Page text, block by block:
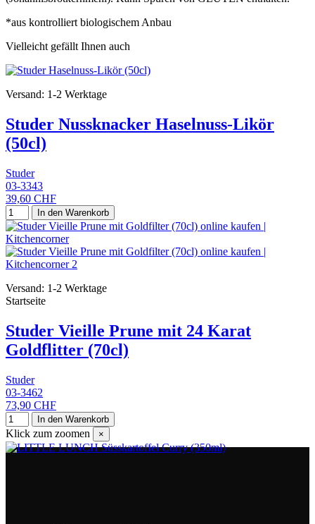
*aus kontrolliert biologischem Anbau
Vielleicht gefällt Ihnen auch
Versand: 1-2 Werktage
Studer Nussknacker Haselnuss-Likör
(50cl)
Studer
03-3343
39,60 CHF
In den Warenkorb
Versand: 1-2 Werktage
Startseite
Studer Vieille Prune mit 24 Karat
Goldflitter (70cl)
Studer
03-3462
73,90 CHF
In den Warenkorb
Klick zum zoomen ×